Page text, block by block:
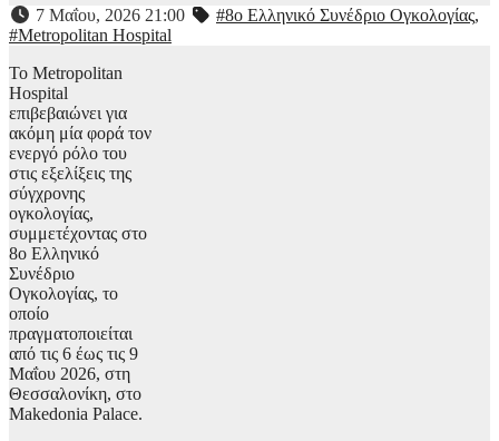
7 Μαΐου, 2026 21:00 #8ο Ελληνικό Συνέδριο Ογκολογίας,
#Metropolitan Hospital
Το Metropolitan
Hospital
επιβεβαιώνει για
ακόμη μία φορά τον
ενεργό ρόλο του
στις εξελίξεις της
σύγχρονης
ογκολογίας,
συμμετέχοντας στο
8ο Ελληνικό
Συνέδριο
Ογκολογίας, το
οποίο
πραγματοποιείται
από τις 6 έως τις 9
Μαΐου 2026, στη
Θεσσαλονίκη, στο
Makedonia Palace.